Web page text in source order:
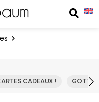
CADEAUX ! GOTTA